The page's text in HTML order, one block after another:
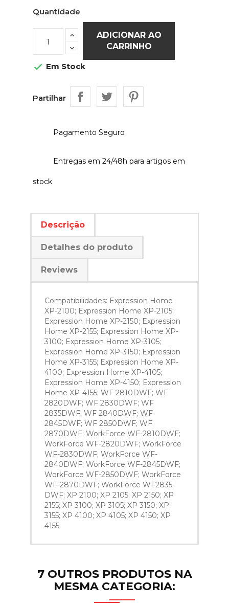
Quantidade
ADICIONAR AO
CARRINHO
 Em Stock
Partilhar
Pagamento Seguro
Entregas em 24/48h para artigos em
stock
Descrição
Detalhes do produto
Reviews
Compatibilidades: Expression Home
XP-2100; Expression Home XP-2105;
Expression Home XP-2150; Expression
Home XP-2155; Expression Home XP-
3100; Expression Home XP-3105;
Expression Home XP-3150; Expression
Home XP-3155; Expression Home XP-
4100; Expression Home XP-4105;
Expression Home XP-4150; Expression
Home XP-4155; WF 2810DWF; WF
2820DWF; WF 2830DWF; WF
2835DWF; WF 2840DWF; WF
2845DWF; WF 2850DWF; WF
2870DWF; WorkForce WF-2810DWF;
WorkForce WF-2820DWF; WorkForce
WF-2830DWF; WorkForce WF-
2840DWF; WorkForce WF-2845DWF;
WorkForce WF-2850DWF; WorkForce
WF-2870DWF; WorkForce WF2835-
DWF; XP 2100; XP 2105; XP 2150; XP
2155; XP 3100; XP 3105; XP 3150; XP
3155; XP 4100; XP 4105; XP 4150; XP
4155.
7 OUTROS PRODUTOS NA
MESMA CATEGORIA: